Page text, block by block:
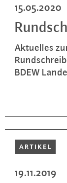
15.05.2020
Aktuelles
BDEW
ARTIKEL
19.11.2019